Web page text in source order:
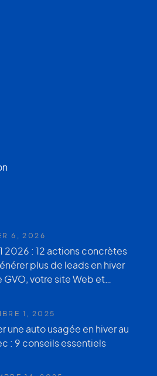
6, 2026
2026 : 12 actions concrètes
plus de leads en hiver
GVO, votre site Web et
1, 2025
une auto usagée en hiver au
: 9 conseils essentiels